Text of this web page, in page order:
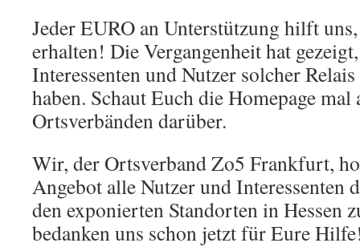
Jeder EURO an Unterstützung hilft
erhalten! Die Vergangenheit hat
Interessenten und Nutzer solcher
haben. Schaut Euch die Homepage
Ortsverbänden darüber.
Wir, der Ortsverband Zo5 Frankfurt,
Angebot alle Nutzer und Interessenten
den exponierten Standorten in Hessen
bedanken uns schon jetzt für Eure